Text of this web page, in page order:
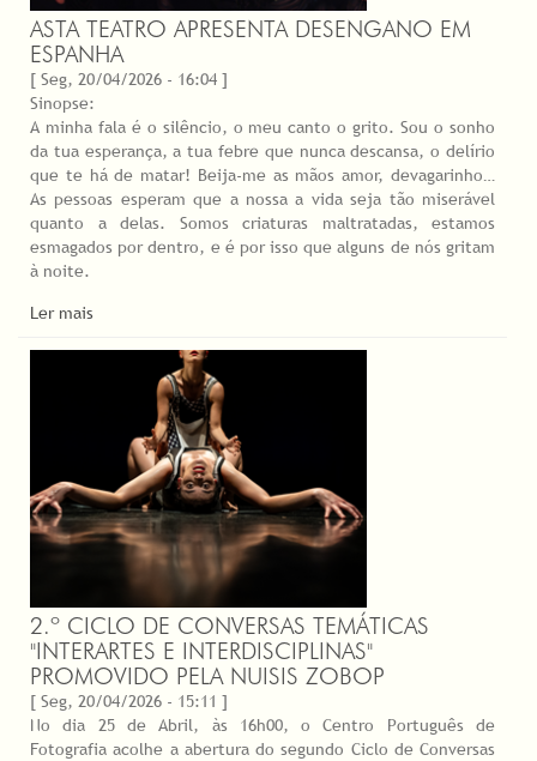
ASTA TEATRO APRESENTA DESENGANO EM
ESPANHA
[ Seg, 20/04/2026 - 16:04 ]
Sinopse:
A minha fala é o silêncio, o meu canto o grito. Sou o sonho
da tua esperança, a tua febre que nunca descansa, o delírio
que te há de matar! Beija-me as mãos amor, devagarinho…
As pessoas esperam que a nossa a vida seja tão miserável
quanto a delas. Somos criaturas maltratadas, estamos
esmagados por dentro, e é por isso que alguns de nós gritam
à noite.
Ler mais
2.º CICLO DE CONVERSAS TEMÁTICAS
"INTERARTES E INTERDISCIPLINAS"
PROMOVIDO PELA NUISIS ZOBOP
[ Seg, 20/04/2026 - 15:11 ]
No dia 25 de Abril, às 16h00, o Centro Português de
Fotografia acolhe a abertura do segundo Ciclo de Conversas